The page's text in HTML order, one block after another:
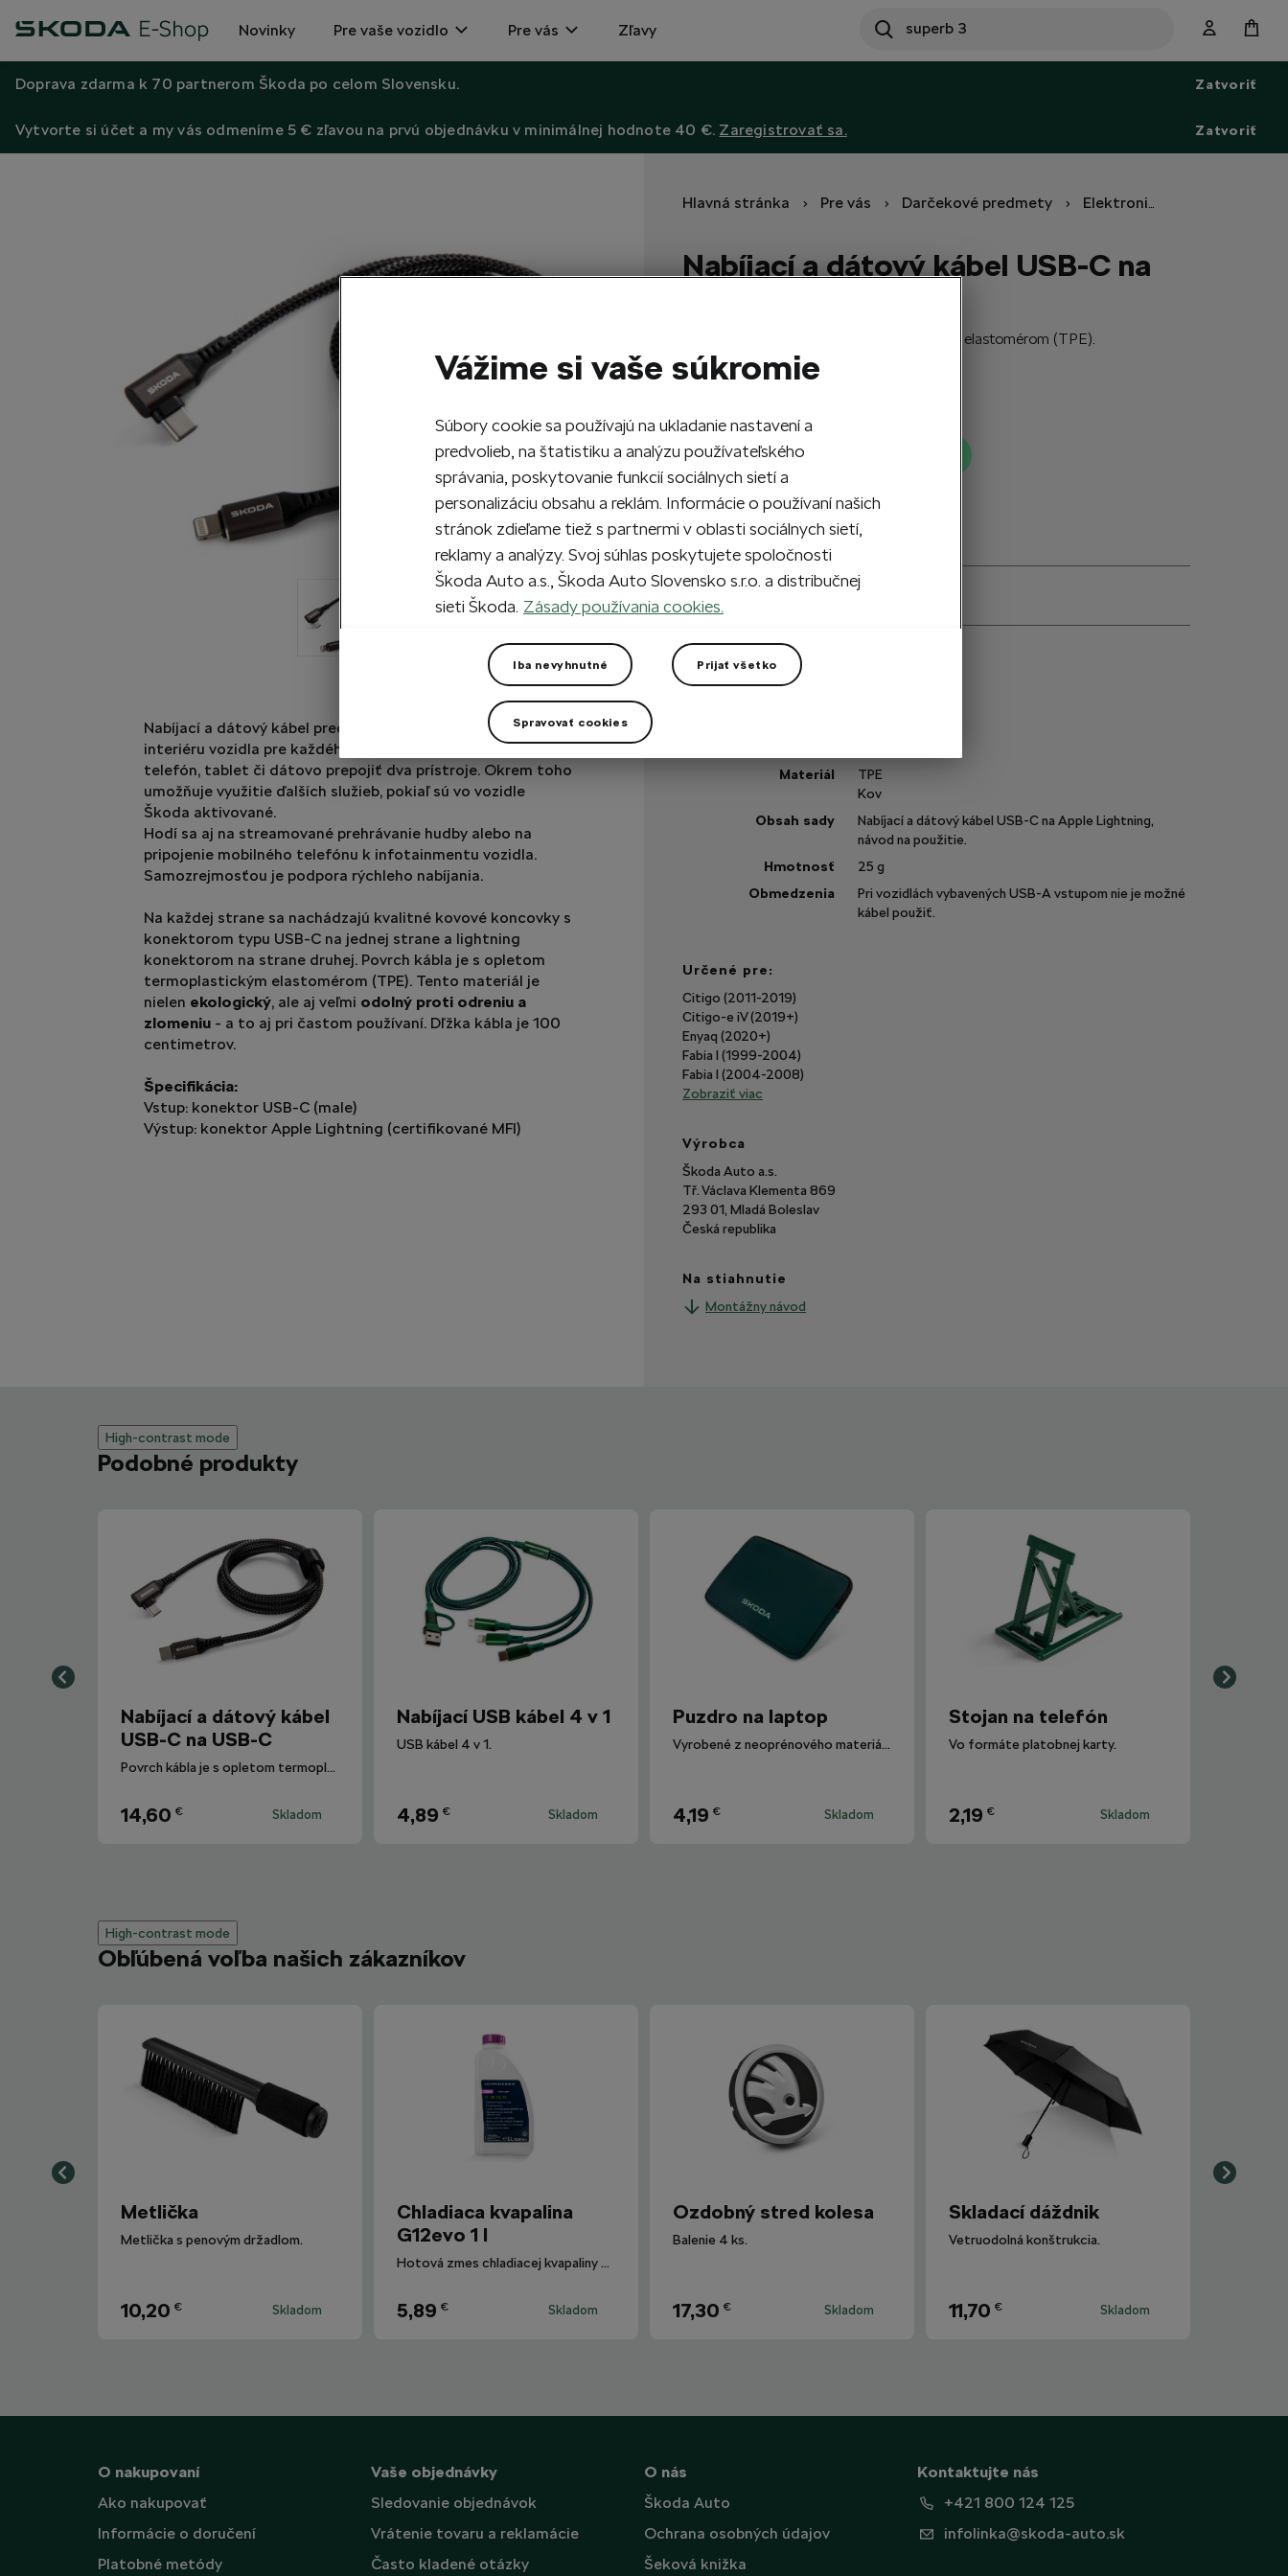
Novinky Pre vaše vozidlo Pre vás Zľavy
Doprava zdarma k 70 partnerom Škoda po celom Slovensku. Zatvoriť
Vytvorte si účet a my vás odmeníme 5 € zľavou na prvú objednávku v minimálnej hodnote 40 €. Zaregistrovať sa. Zatvoriť
Hlavná stránka Pre vás Darčekové predmety Elektronika a príslušenstvo
Nabíjací a dátový kábel USB-C na
Povrch kábla je s opletom termoplastickým elastomérom (TPE).
Nabíjací a dátový kábel predstavuje vhodný doplnok
interiéru vozidla pre každého, kto potrebuje dobiť mobilný
telefón, tablet či dátovo prepojiť dva prístroje. Okrem toho
umožňuje využitie ďalších služieb, pokiaľ sú vo vozidle
Škoda aktivované.
Hodí sa aj na streamované prehrávanie hudby alebo na
pripojenie mobilného telefónu k infotainmentu vozidla.
Samozrejmosťou je podpora rýchleho nabíjania.
Na každej strane sa nachádzajú kvalitné kovové koncovky s
konektorom typu USB-C na jednej strane a lightning
konektorom na strane druhej. Povrch kábla je s opletom
termoplastickým elastomérom (TPE). Tento materiál je
nielen ekologický, ale aj veľmi odolný proti odreniu a
zlomeniu - a to aj pri častom používaní. Dľžka kábla je 100
centimetrov.
Špecifikácia:
Vstup: konektor USB-C (male)
Výstup: konektor Apple Lightning (certifikované MFI)
1
Na sklade
Technické špecifikácie
Materiál
TPE
Kov
Obsah sady
Nabíjací a dátový kábel USB-C na Apple Lightning,
návod na použitie.
Hmotnosť
25 g
Obmedzenia
Pri vozidlách vybavených USB-A vstupom nie je možné
kábel použiť.
Určené pre:
Citigo (2011-2019)
Citigo-e iV (2019+)
Enyaq (2020+)
Fabia I (1999-2004)
Fabia I (2004-2008)
Zobraziť viac
Výrobca
Škoda Auto a.s.
Tř. Václava Klementa 869
293 01, Mladá Boleslav
Česká republika
Na stiahnutie
Montážny návod
High-contrast mode
Podobné produkty
Nabíjací a dátový kábel
USB-C na USB-C
Povrch kábla je s opletom termoplastickým elastomérom (TPE).
14,60 € Skladom
Nabíjací USB kábel 4 v 1
USB kábel 4 v 1.
4,89 € Skladom
Puzdro na laptop
Vyrobené z neoprénového materiálu.
4,19 € Skladom
Stojan na telefón
Vo formáte platobnej karty.
2,19 € Skladom
High-contrast mode
Obľúbená voľba našich zákazníkov
Metlička
Metlička s penovým držadlom.
10,20 € Skladom
Chladiaca kvapalina
G12evo 1 l
Hotová zmes chladiacej kvapaliny G12evo pre všetky vozidlá Škoda.
5,89 € Skladom
Ozdobný stred kolesa
Balenie 4 ks.
17,30 € Skladom
Skladací dáždnik
Vetruodolná konštrukcia.
11,70 € Skladom
O nakupovaní
Ako nakupovať
Informácie o doručení
Platobné metódy
Vaše objednávky
Sledovanie objednávok
Vrátenie tovaru a reklamácie
Často kladené otázky
O nás
Škoda Auto
Ochrana osobných údajov
Šeková knižka
Kontaktujte nás
+421 800 124 125
infolinka@skoda-auto.sk
Vážime si vaše súkromie
Súbory cookie sa používajú na ukladanie nastavení a
predvolieb, na štatistiku a analýzu používateľského
správania, poskytovanie funkcií sociálnych sietí a
personalizáciu obsahu a reklám. Informácie o používaní našich
stránok zdieľame tiež s partnermi v oblasti sociálnych sietí,
reklamy a analýzy. Svoj súhlas poskytujete spoločnosti
Škoda Auto a.s., Škoda Auto Slovensko s.r.o. a distribučnej
sieti Škoda. Zásady používania cookies.
Iba nevyhnutné Prijať všetko
Spravovať cookies